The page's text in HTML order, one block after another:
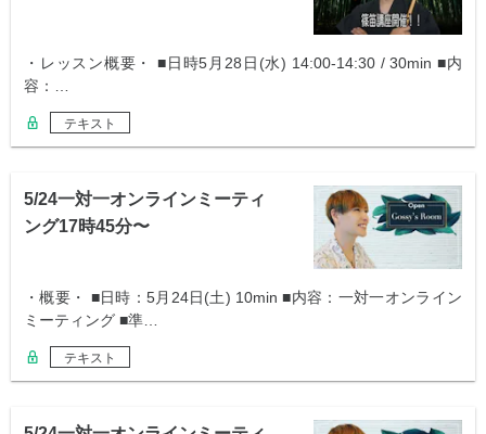
・レッスン概要・ ■日時5月28日(水) 14:00-14:30 / 30min ■内
容：…
テキスト
5/24一対一オンラインミーティ
ング17時45分〜
・概要・ ■日時：5月24日(土) 10min ■内容：一対一オンライン
ミーティング ■準…
テキスト